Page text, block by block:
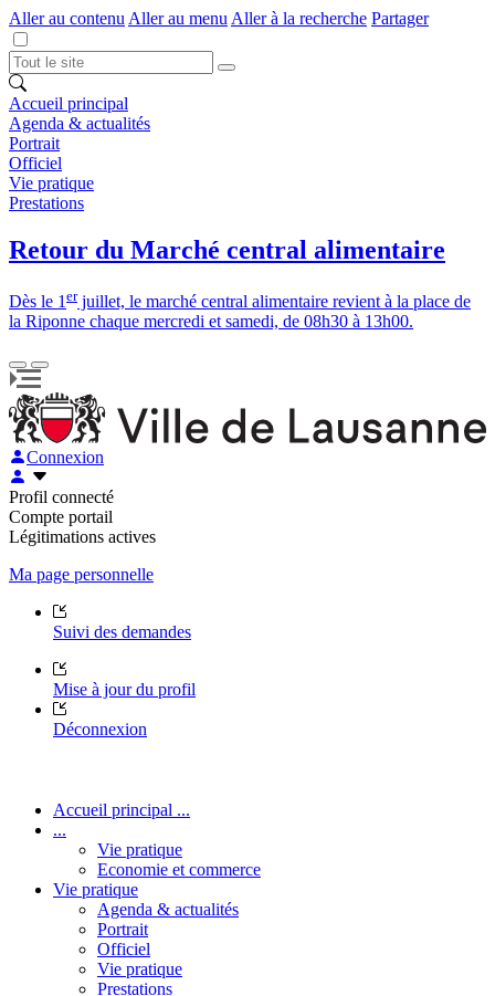
Aller au contenu Aller au menu Aller à la recherche Partager
Accueil principal
Agenda & actualités
Portrait
Officiel
Vie pratique
Prestations
Retour du Marché central alimentaire
Dès le 1 erjuillet, le marché central alimentaire revient à la place de
la Riponne chaque mercredi et samedi, de 08h30 à 13h00.
Connexion
Profil connecté
Compte portail
Légitimations actives
Ma page personnelle
Suivi des demandes
Mise à jour du profil
Déconnexion
Accueil principal ...
...
Vie pratique
Economie et commerce
Vie pratique
Agenda & actualités
Portrait
Officiel
Vie pratique
Prestations